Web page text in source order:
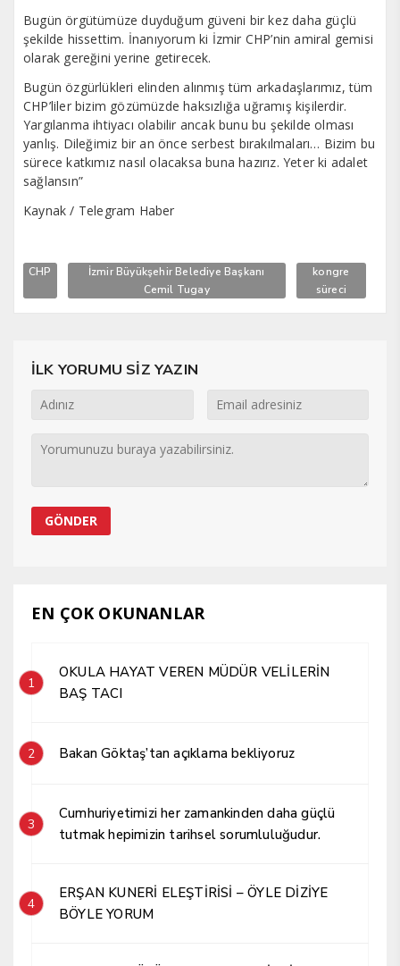
Bugün örgütümüze duyduğum güveni bir kez daha güçlü
şekilde hissettim. İnanıyorum ki İzmir CHP’nin amiral gemisi
olarak gereğini yerine getirecek.
Bugün özgürlükleri elinden alınmış tüm arkadaşlarımız, tüm
CHP’liler bizim gözümüzde haksızlığa uğramış kişilerdir.
Yargılanma ihtiyacı olabilir ancak bunu bu şekilde olması
yanlış. Dileğimiz bir an önce serbest bırakılmaları… Bizim bu
sürece katkımız nasıl olacaksa buna hazırız. Yeter ki adalet
sağlansın”
Kaynak / Telegram Haber
CHP
İzmir Büyükşehir Belediye Başkanı
Cemil Tugay
kongre
süreci
İLK YORUMU SİZ YAZIN
EN ÇOK OKUNANLAR
1
OKULA HAYAT VEREN MÜDÜR VELİLERİN
BAŞ TACI
2 Bakan Göktaş’tan açıklama bekliyoruz
3
Cumhuriyetimizi her zamankinden daha güçlü
tutmak hepimizin tarihsel sorumluluğudur.
4
ERŞAN KUNERİ ELEŞTİRİSİ – ÖYLE DİZİYE
BÖYLE YORUM